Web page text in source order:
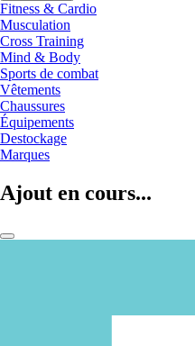
Fitness & Cardio
Musculation
Cross Training
Mind & Body
Sports de combat
Vêtements
Chaussures
Équipements
Destockage
Marques
Ajout en cours...